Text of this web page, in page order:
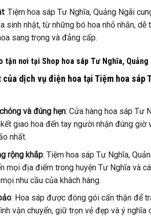
: Tiệm hoa sáp Tư Nghĩa, Quảng Ngãi
sinh nhật, từ những bó hoa nhỏ nhắn, dễ
sang trọng và đẳng cấp.
tận nơi tại Shop hoa sáp Tư Nghĩa, Quảng
dịch vụ điện hoa tại Tiệm hoa sáp
và đúng hẹn: Cửa hàng hoa sáp Tư
giao hoa đến tay người nhận đúng giờ
nhất.
rộng khắp: Tiệm hoa sáp Tư Nghĩa,
mọi địa điểm trong huyện Tư Nghĩa và
nhu cầu của khách hàng.
: Hoa sáp được đóng gói cẩn thận để
vận chuyển, giữ trọn vẻ đẹp và ý nghĩa